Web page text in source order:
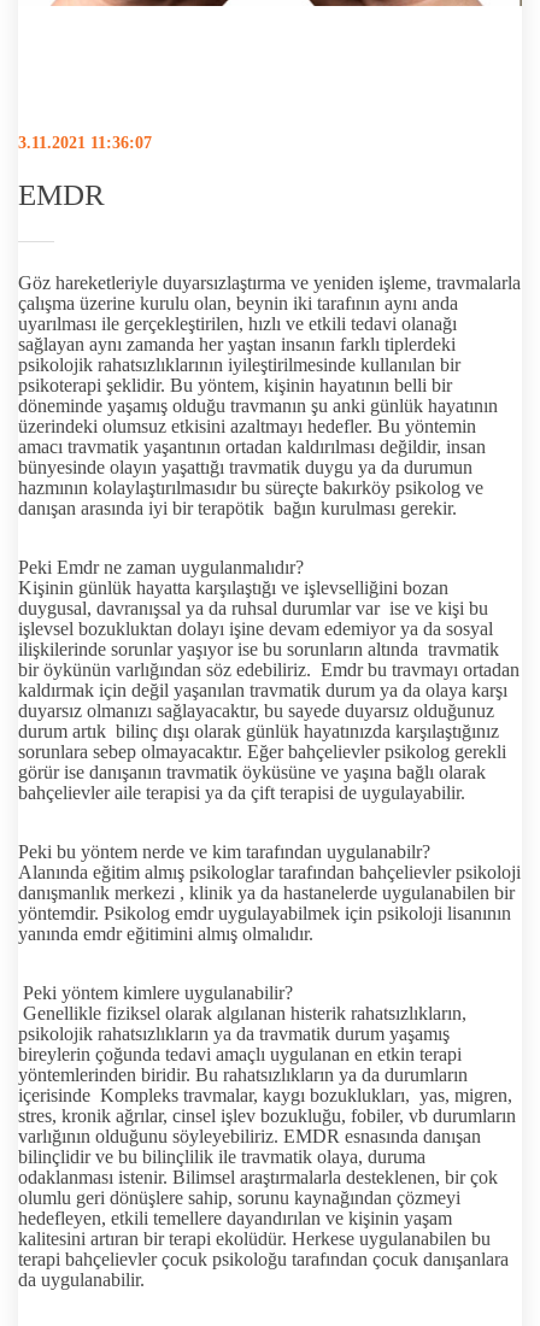
3.11.2021 11:36:07
EMDR
Göz hareketleriyle duyarsızlaştırma ve yeniden işleme, travmalarla
çalışma üzerine kurulu olan, beynin iki tarafının aynı anda
uyarılması ile gerçekleştirilen, hızlı ve etkili tedavi olanağı
sağlayan aynı zamanda her yaştan insanın farklı tiplerdeki
psikolojik rahatsızlıklarının iyileştirilmesinde kullanılan bir
psikoterapi şeklidir. Bu yöntem, kişinin hayatının belli bir
döneminde yaşamış olduğu travmanın şu anki günlük hayatının
üzerindeki olumsuz etkisini azaltmayı hedefler. Bu yöntemin
amacı travmatik yaşantının ortadan kaldırılması değildir, insan
bünyesinde olayın yaşattığı travmatik duygu ya da durumun
hazmının kolaylaştırılmasıdır bu süreçte bakırköy psikolog ve
danışan arasında iyi bir terapötik bağın kurulması gerekir.
Peki Emdr ne zaman uygulanmalıdır?
Kişinin günlük hayatta karşılaştığı ve işlevselliğini bozan
duygusal, davranışsal ya da ruhsal durumlar var ise ve kişi bu
işlevsel bozukluktan dolayı işine devam edemiyor ya da sosyal
ilişkilerinde sorunlar yaşıyor ise bu sorunların altında travmatik
bir öykünün varlığından söz edebiliriz. Emdr bu travmayı ortadan
kaldırmak için değil yaşanılan travmatik durum ya da olaya karşı
duyarsız olmanızı sağlayacaktır, bu sayede duyarsız olduğunuz
durum artık bilinç dışı olarak günlük hayatınızda karşılaştığınız
sorunlara sebep olmayacaktır. Eğer bahçelievler psikolog gerekli
görür ise danışanın travmatik öyküsüne ve yaşına bağlı olarak
bahçelievler aile terapisi ya da çift terapisi de uygulayabilir.
Peki bu yöntem nerde ve kim tarafından uygulanabilr?
Alanında eğitim almış psikologlar tarafından bahçelievler psikoloji
danışmanlık merkezi , klinik ya da hastanelerde uygulanabilen bir
yöntemdir. Psikolog emdr uygulayabilmek için psikoloji lisanının
yanında emdr eğitimini almış olmalıdır.
Peki yöntem kimlere uygulanabilir?
Genellikle fiziksel olarak algılanan histerik rahatsızlıkların,
psikolojik rahatsızlıkların ya da travmatik durum yaşamış
bireylerin çoğunda tedavi amaçlı uygulanan en etkin terapi
yöntemlerinden biridir. Bu rahatsızlıkların ya da durumların
içerisinde Kompleks travmalar, kaygı bozuklukları, yas, migren,
stres, kronik ağrılar, cinsel işlev bozukluğu, fobiler, vb durumların
varlığının olduğunu söyleyebiliriz. EMDR esnasında danışan
bilinçlidir ve bu bilinçlilik ile travmatik olaya, duruma
odaklanması istenir. Bilimsel araştırmalarla desteklenen, bir çok
olumlu geri dönüşlere sahip, sorunu kaynağından çözmeyi
hedefleyen, etkili temellere dayandırılan ve kişinin yaşam
kalitesini artıran bir terapi ekolüdür. Herkese uygulanabilen bu
terapi bahçelievler çocuk psikoloğu tarafından çocuk danışanlara
da uygulanabilir.